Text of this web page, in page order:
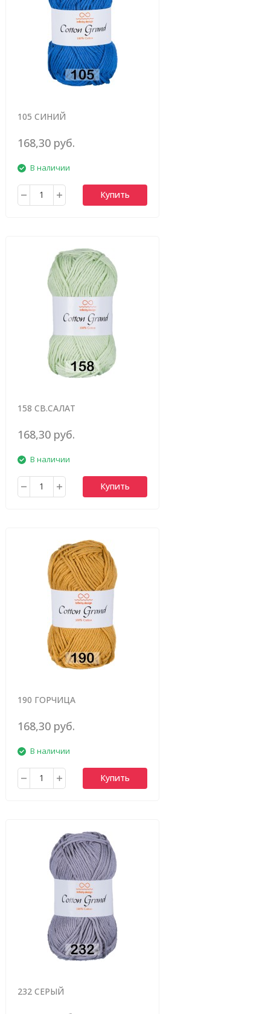
105 СИНИЙ
168,30 руб.
В наличии
Купить
158 СВ.САЛАТ
168,30 руб.
В наличии
Купить
190 ГОРЧИЦА
168,30 руб.
В наличии
Купить
232 СЕРЫЙ